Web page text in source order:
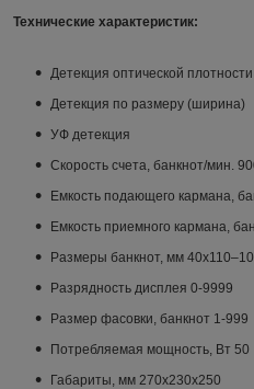
Технические характеристик:
Детекция оптической плотности
Детекция по размеру (ширина)
УФ детекция
Скорость счета, банкнот/мин.
Емкость подающего кармана,
Емкость приемного кармана,
Размеры банкнот, мм
Разрядность дисплея 0-9999
Размер фасовки, банкнот 1-999
Потребляемая мощность, Вт 50
Габариты, мм 270x230x250